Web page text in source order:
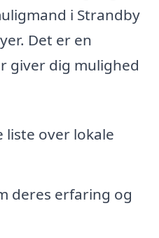
i Strandby
Det er en
giver dig mulighed
liste over lokale
deres erfaring og